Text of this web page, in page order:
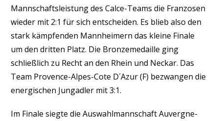
Mannschaftsleistung des Calce-Teams die Franzosen
wieder mit 2:1 für sich entscheiden. Es blieb also den
stark kämpfenden Mannheimern das kleine Finale
um den dritten Platz. Die Bronzemedaille ging
schließlich zu Recht an den Rhein und Neckar. Das
Team Provence-Alpes-Cote D´Azur (F) bezwangen die
energischen Jungadler mit 3:1.
Im Finale siegte die Auswahlmannschaft Auvergne-